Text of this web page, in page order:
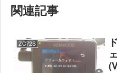
関連記事
ZC72S